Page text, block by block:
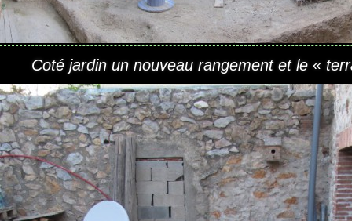
Coté jardin un nouveau rangement et le «